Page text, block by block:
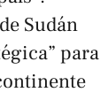
Sudán
para